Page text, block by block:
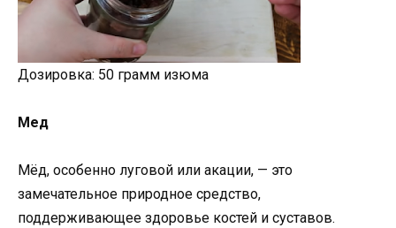
Дозировка: 50 грамм изюма
Мед
Мёд, особенно луговой или акации, — это
замечательное природное средство,
поддерживающее здоровье костей и суставов.